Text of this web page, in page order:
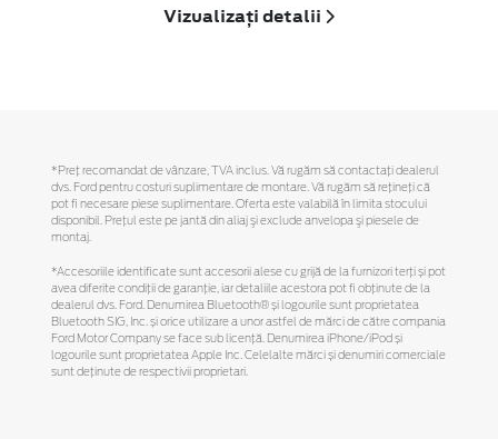
Vizualizați detalii
*Preţ recomandat de vânzare, TVA inclus. Vă rugăm să contactaţi dealerul
dvs. Ford pentru costuri suplimentare de montare. Vă rugăm să reţineţi că
pot fi necesare piese suplimentare. Oferta este valabilă în limita stocului
disponibil. Preţul este pe jantă din aliaj şi exclude anvelopa şi piesele de
montaj.
*Accesoriile identificate sunt accesorii alese cu grijă de la furnizori terți și pot
avea diferite condiții de garanție, iar detaliile acestora pot fi obținute de la
dealerul dvs. Ford. Denumirea Bluetooth® și logourile sunt proprietatea
Bluetooth SIG, Inc. și orice utilizare a unor astfel de mărci de către compania
Ford Motor Company se face sub licență. Denumirea iPhone/iPod și
logourile sunt proprietatea Apple Inc. Celelalte mărci și denumiri comerciale
sunt deținute de respectivii proprietari.